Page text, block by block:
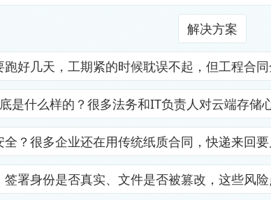
解决方案
好几天，工期紧的时候耽误不起，但工程
什么样的？很多法务和IT负责人对云端存
？很多企业还在用传统纸质合同，快递来
身份是否真实、文件是否被篡改，这些